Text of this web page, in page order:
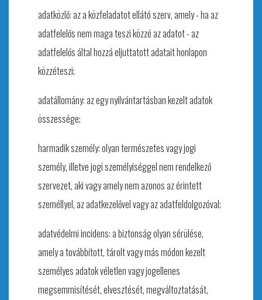
adatközlő: az a közfeladatot ellátó szerv, amely - ha az
adatfelelős nem maga teszi közzé az adatot - az
adatfelelős által hozzá eljuttatott adatait honlapon
közzéteszi;
adatállomány: az egy nyilvántartásban kezelt adatok
összessége;
harmadik személy: olyan természetes vagy jogi
személy, illetve jogi személyiséggel nem rendelkező
szervezet, aki vagy amely nem azonos az érintett
személlyel, az adatkezelővel vagy az adatfeldolgozóval;
adatvédelmi incidens: a biztonság olyan sérülése,
amely a továbbított, tárolt vagy más módon kezelt
személyes adatok véletlen vagy jogellenes
megsemmisítését, elvesztését, megváltoztatását,